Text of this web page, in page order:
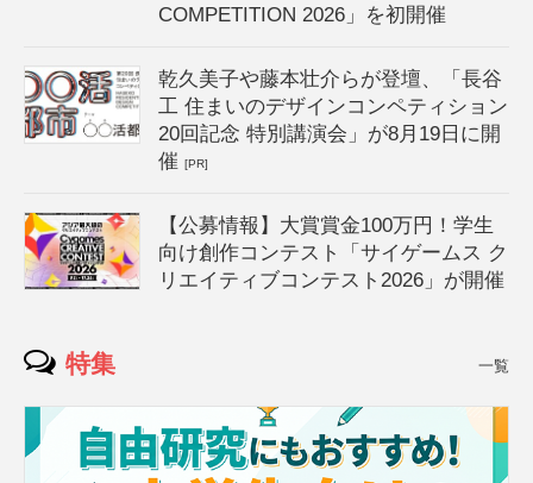
COMPETITION 2026」を初開催
乾久美子や藤本壮介らが登壇、「長谷
工 住まいのデザインコンペティション
20回記念 特別講演会」が8月19日に開
催[PR]
【公募情報】大賞賞金100万円！学生
向け創作コンテスト「サイゲームス ク
リエイティブコンテスト2026」が開催
特集 一覧